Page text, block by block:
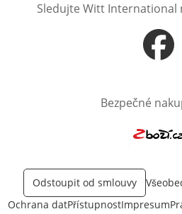
Sledujte Witt International
Otevře
Bezpečné
Odstoupit od smlouvy
Ochrana datPřístupnostImpresum